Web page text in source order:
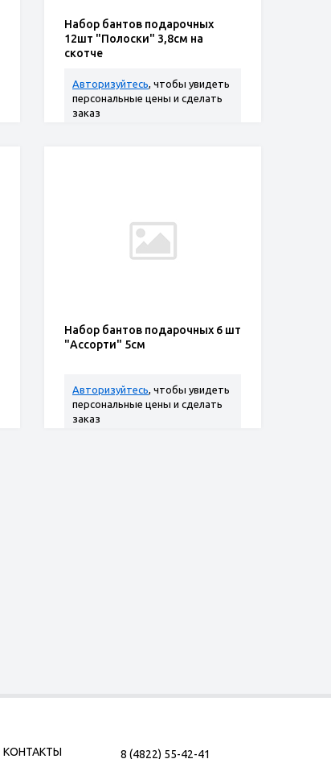
Набор бантов подарочных
12шт "Полоски" 3,8см на
скотче
Авторизуйтесь, чтобы увидеть
персональные цены и сделать
заказ
Набор бантов подарочных 6 шт
"Ассорти" 5см
Авторизуйтесь, чтобы увидеть
персональные цены и сделать
заказ
КОНТАКТЫ 8 (4822) 55-42-41